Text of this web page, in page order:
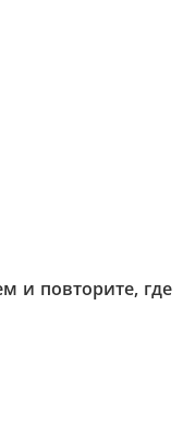
и повторите, где